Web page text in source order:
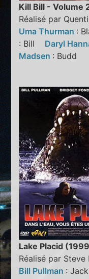
Kill Bill - Volume
Réalisé par
Uma Thurman :
: Bill Daryl
Madsen : Budd
Lake Placid
Réalisé par Steve
Bill Pullman :